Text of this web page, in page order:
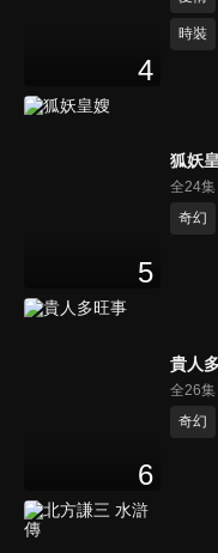
4
時裝
5
狐妖
全24集
奇幻
6
貴人
全26集
奇幻